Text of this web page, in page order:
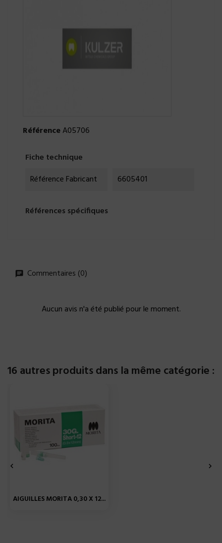
RéférenceA05706
Fiche technique
Référence Fabricant
6605401
Références spécifiques
Commentaires (0)
Aucun avis n'a été publié pour le moment.
16 autres produits dans la même catégorie :
AIGUILLES MORITA 0,30 X 12...
 